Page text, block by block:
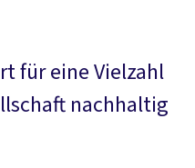
für eine Vielzahl
nachhaltig